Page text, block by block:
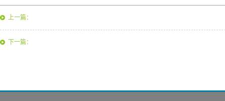
上一篇：
下一篇：